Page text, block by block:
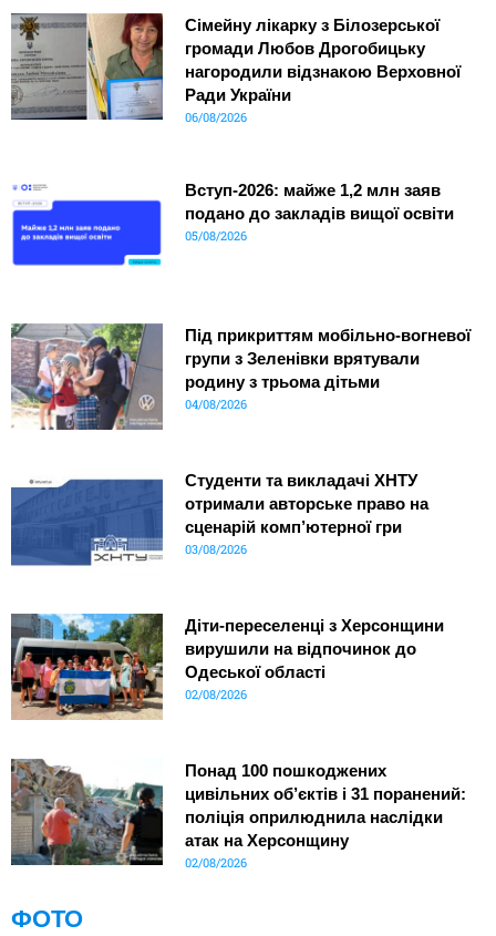
Сімейну лікарку з Білозерської
громади Любов Дрогобицьку
нагородили відзнакою Верховної
Ради України
06/08/2026
Вступ-2026: майже 1,2 млн заяв
подано до закладів вищої освіти
05/08/2026
Під прикриттям мобільно-вогневої
групи з Зеленівки врятували
родину з трьома дітьми
04/08/2026
Студенти та викладачі ХНТУ
отримали авторське право на
сценарій комп’ютерної гри
03/08/2026
Діти-переселенці з Херсонщини
вирушили на відпочинок до
Одеської області
02/08/2026
Понад 100 пошкоджених
цивільних об’єктів і 31 поранений:
поліція оприлюднила наслідки
атак на Херсонщину
02/08/2026
ФОТО